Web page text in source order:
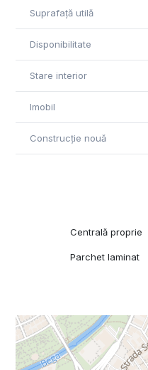
Suprafață utilă
Disponibilitate
Stare interior
Imobil
Construcție nouă
Centrală proprie
Parchet laminat